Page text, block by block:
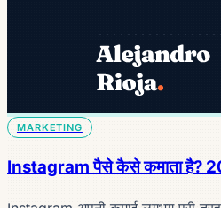
MARKETING
Instagram पैसे कैसे कमाता है?